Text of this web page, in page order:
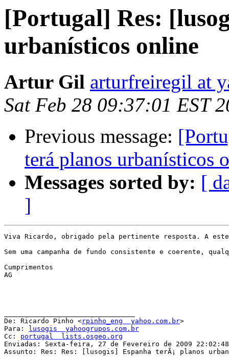
[Portugal] Res:
urbanísticos online
Artur Gil arturfreiregil at
Sat Feb 28 09:37:01 EST
Previous message:
terá planos urbanísticos
Messages sorted by: [
]
Viva Ricardo, obrigado pela pertinente resposta. A
Sem uma campanha de fundo consistente e coerente,
Cumprimentos
AG
De: Ricardo Pinho <rpinho_eng  yahoo.com.br>
Para:
lusogis  yahoogrupos.com.br
Cc: portugal  lists.osgeo.org
Enviadas: Sexta-feira, 27 de Fevereiro de 2009 22:02:48
Assunto: Res: Res: [lusogis] Espanha terÃ¡ planos